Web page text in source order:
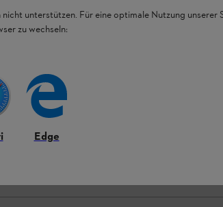
příslušenství na výrobku se může – při
unterstützen. Für eine optimale Nutzung unserer
zu wechseln:
Edge